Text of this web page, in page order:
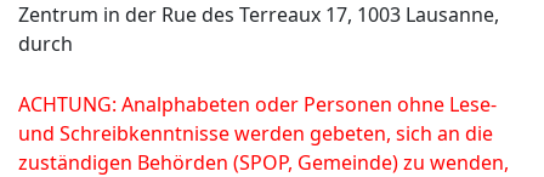
Zentrum in der Rue des Terreaux 17, 1003 Lausanne,
durch
ACHTUNG: Analphabeten oder Personen ohne Lese-
und Schreibkenntnisse werden gebeten, sich an die
zuständigen Behörden (SPOP, Gemeinde) zu wenden,